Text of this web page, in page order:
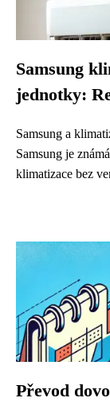
Samsung
jednotky:
Samsung a
Samsung je
klimatizace bez
Převod